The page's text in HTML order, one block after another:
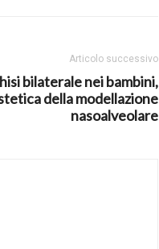
Articolo successivo
bilaterale nei bambini,
della modellazione
nasoalveolare